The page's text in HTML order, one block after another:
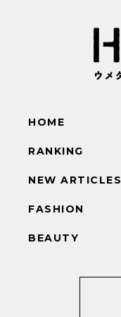
HOME
RANKING
NEW ARTICLES
FASHION
BEAUTY